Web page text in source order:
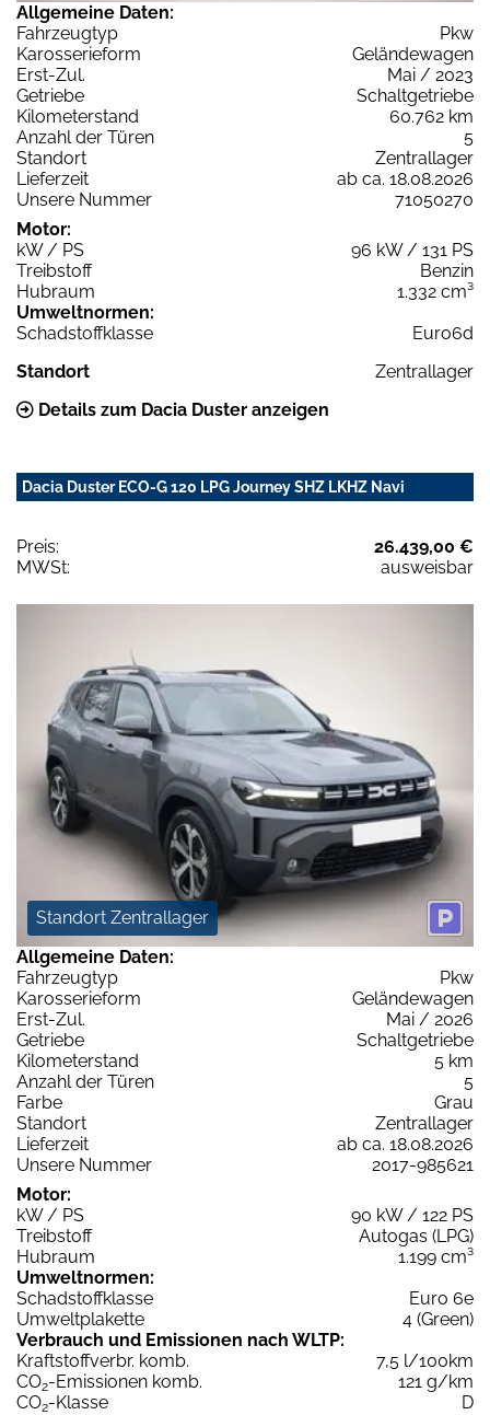
Allgemeine Daten:
Fahrzeugtyp
Pkw
Karosserieform
Geländewagen
Erst-Zul.
Mai / 2023
Getriebe
Schaltgetriebe
Kilometerstand
60.762 km
Anzahl der Türen
5
Standort
Zentrallager
Lieferzeit
ab ca. 18.08.2026
Unsere Nummer
71050270
Motor:
kW / PS
96 kW / 131 PS
Treibstoff
Benzin
Hubraum
1.332 cm³
Umweltnormen:
Schadstoffklasse
Euro6d
Standort
Zentrallager
Details zum Dacia Duster anzeigen
Dacia Duster ECO-G 120 LPG Journey SHZ LKHZ Navi
Preis:
26.439,00 €
MWSt:
ausweisbar
Standort Zentrallager
Allgemeine Daten:
Fahrzeugtyp
Pkw
Karosserieform
Geländewagen
Erst-Zul.
Mai / 2026
Getriebe
Schaltgetriebe
Kilometerstand
5 km
Anzahl der Türen
5
Farbe
Grau
Standort
Zentrallager
Lieferzeit
ab ca. 18.08.2026
Unsere Nummer
2017-985621
Motor:
kW / PS
90 kW / 122 PS
Treibstoff
Autogas (LPG)
Hubraum
1.199 cm³
Umweltnormen:
Schadstoffklasse
Euro 6e
Umweltplakette
4 (Green)
Verbrauch und Emissionen nach WLTP:
Kraftstoffverbr. komb.
7,5 l/100km
CO2-Emissionen komb.
121 g/km
CO2-Klasse D